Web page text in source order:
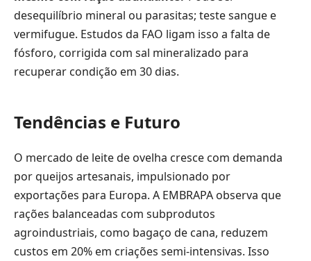
desequilíbrio mineral ou parasitas; teste sangue e
vermifugue. Estudos da FAO ligam isso a falta de
fósforo, corrigida com sal mineralizado para
recuperar condição em 30 dias.
Tendências e Futuro
O mercado de leite de ovelha cresce com demanda
por queijos artesanais, impulsionado por
exportações para Europa. A EMBRAPA observa que
rações balanceadas com subprodutos
agroindustriais, como bagaço de cana, reduzem
custos em 20% em criações semi-intensivas. Isso